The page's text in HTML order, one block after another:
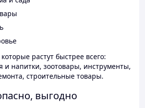
растут быстрее всего:
и напитки, зоотовары, инструменты,
строительные товары.
выгодно